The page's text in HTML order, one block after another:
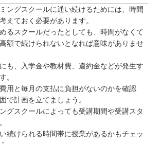
WEBCAMP
（コードキャンプ）
（テックアカデミー）
ENGINEER（侍エンジニア）
（ランテック）
ども向けのおすすめプログラミングス
ライ式プログラミング教室
ングスクールに通い続けるためには、時間
えておく必要があります。
るスクールだったとしても、時間がなくて
額で続けられないとなれば意味がありませ
も、入学金や教材費、違約金などが発生す
。
用と毎月の支払に負担がないのかを確認
で計画を立てましょう。
グスクールによっても受講期間や受講スタ
続けられる時間帯に授業があるかもチェッ